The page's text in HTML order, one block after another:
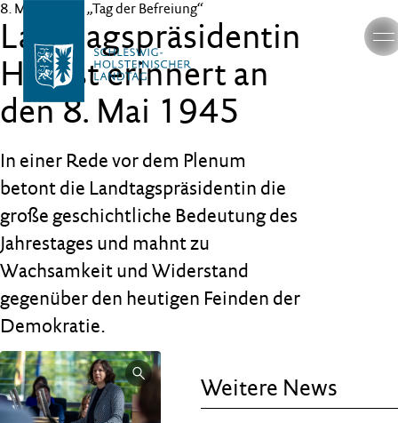
8. Mai 2026 – „Tag der Befreiung“
Landtagspräsidentin
Herbst erinnert an
den 8. Mai 1945
In einer Rede vor dem Plenum
betont die Landtagspräsidentin die
große geschichtliche Bedeutung des
Jahrestages und mahnt zu
Wachsamkeit und Widerstand
gegenüber den heutigen Feinden der
Demokratie.
Weitere News